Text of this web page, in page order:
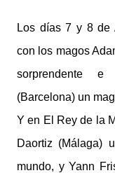
Los días 7 y 8 de
con los magos
sorprendente
(Barcelona) un
Y en El Rey de la
Daortiz (Málaga)
mundo, y Yann